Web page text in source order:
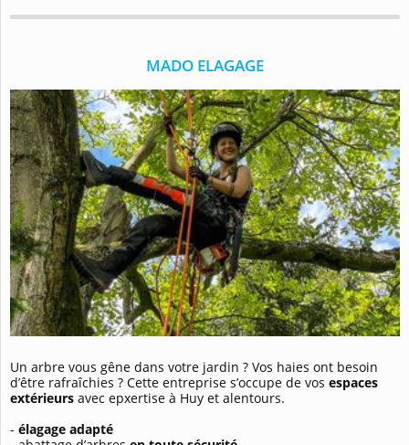
MADO ELAGAGE
Un arbre vous gêne dans votre jardin ? Vos haies ont besoin
d’être rafraîchies ? Cette entreprise s’occupe de vos espaces
extérieurs avec epxertise à Huy et alentours.
- élagage adapté